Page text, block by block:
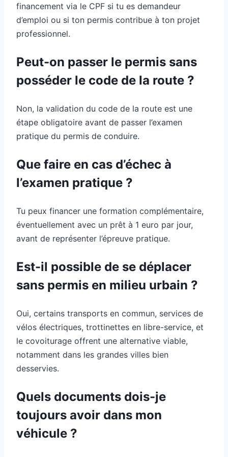
financement via le CPF si tu es demandeur
d’emploi ou si ton permis contribue à ton projet
professionnel.
Peut-on passer le permis sans
posséder le code de la route ?
Non, la validation du code de la route est une
étape obligatoire avant de passer l’examen
pratique du permis de conduire.
Que faire en cas d’échec à
l’examen pratique ?
Tu peux financer une formation complémentaire,
éventuellement avec un prêt à 1 euro par jour,
avant de représenter l’épreuve pratique.
Est-il possible de se déplacer
sans permis en milieu urbain ?
Oui, certains transports en commun, services de
vélos électriques, trottinettes en libre-service, et
le covoiturage offrent une alternative viable,
notamment dans les grandes villes bien
desservies.
Quels documents dois-je
toujours avoir dans mon
véhicule ?